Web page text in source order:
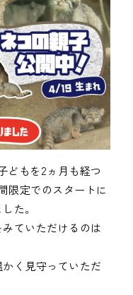
どもを2ヵ月も経つ
限定でのスタートに
た。
ていただけるのは
く見守っていただ